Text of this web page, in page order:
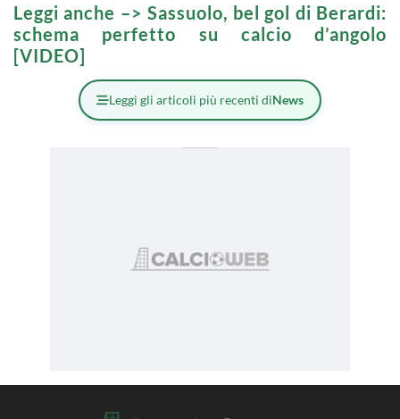
Leggi anche –> Sassuolo, bel gol di Berardi:
schema perfetto su calcio d’angolo
[VIDEO]
Leggi gli articoli più recenti diNews